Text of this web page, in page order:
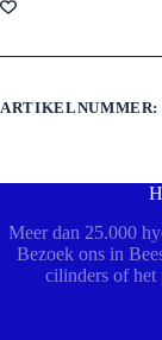
ARTIKELNUMMER:
Meer dan 25.000
Bezoek ons in
cilinders of het